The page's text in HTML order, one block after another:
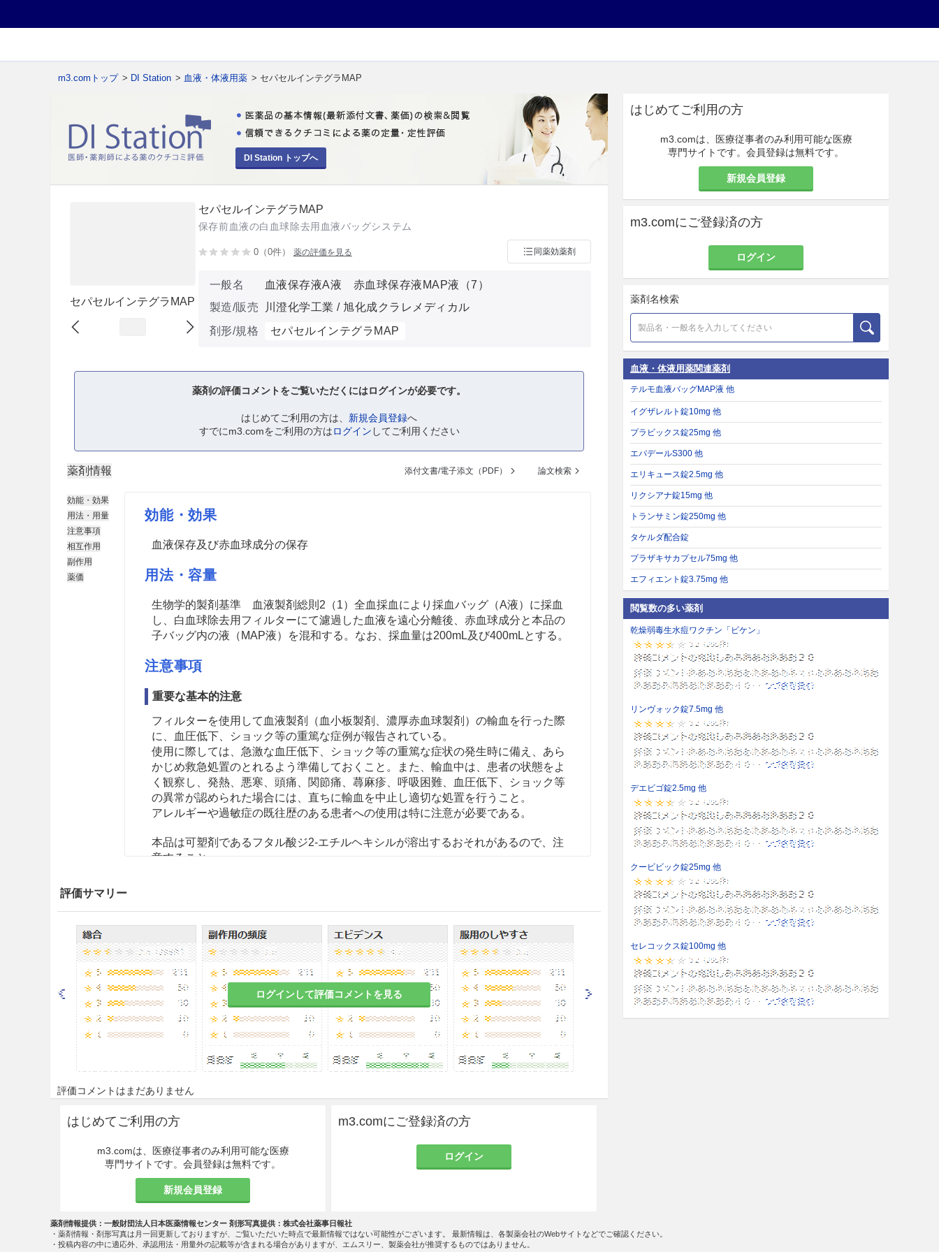
m3.comトップ > DI Station > 血液・体液用薬 > セパセルインテグラMAP
DI Station トップへ
セパセルインテグラMAP
セパセルインテグラMAP
保存前血液の白血球除去用血液バッグシステム
0（0件） 薬の評価を見る 同薬効薬剤
一般名
血液保存液A液 赤血球保存液MAP液（7）
製造/販売
川澄化学工業 / 旭化成クラレメディカル
剤形/規格
セパセルインテグラMAP
薬剤の評価コメントをご覧いただくにはログインが必要です。
はじめてご利用の方は、 新規会員登録へ
すでにm3.comをご利用の方はログイン してご利用ください
薬剤情報 添付文書/電子添文（PDF） 論文検索
効能・効果
用法・用量
注意事項
相互作用
副作用
薬価
効能・効果
血液保存及び赤血球成分の保存
用法・容量
生物学的製剤基準 血液製剤総則2（1）全血採血により採血バッグ（A液）に採血
し、白血球除去用フィルターにて濾過した血液を遠心分離後、赤血球成分と本品の
子バッグ内の液（MAP液）を混和する。なお、採血量は200mL及び400mLとする。
注意事項
重要な基本的注意
フィルターを使用して血液製剤（血小板製剤、濃厚赤血球製剤）の輸血を行った際
に、血圧低下、ショック等の重篤な症例が報告されている。
使用に際しては、急激な血圧低下、ショック等の重篤な症状の発生時に備え、あら
かじめ救急処置のとれるよう準備しておくこと。また、輸血中は、患者の状態をよ
く観察し、発熱、悪寒、頭痛、関節痛、蕁麻疹、呼吸困難、血圧低下、ショック等
の異常が認められた場合には、直ちに輸血を中止し適切な処置を行うこと。
アレルギーや過敏症の既往歴のある患者への使用は特に注意が必要である。
本品は可塑剤であるフタル酸ジ2-エチルヘキシルが溶出するおそれがあるので、注
意すること。
脂肪乳剤を含む医薬品、ヒマシ油等の油性成分、界面活性剤又はアルコール等の溶
解補助剤などを含む医薬品を投与する場合及びアルコールを含む消毒剤を使用する
場合は、コネクターのひび割れについて注意すること。［薬液により延長チューブ
等のコネクターにひび割れが生じ、血液及び薬液漏れ、空気混入の可能性がある。
特に全身麻酔剤、昇圧剤、抗悪性腫瘍剤及び免疫抑制剤等の投与では、必要な投与
量が確保されず患者への重篤な影響が生じる可能性がある。なお、ライン交換時の
締め直し、過度な締め付け及び過度な増し締め等は、ひび割れの発生を助長する要
因となる。］
ひび割れが確認された場合は、直ちに新しい製品と交換すること。
適用上の注意
カルシウム含有製剤と混和すると凝血をおこすおそれがあるため混合輸注はしない
取扱上の注意
本品は滅菌済みで、1回限りの使い捨てである。再使用・再滅菌はしないこと。
使用期限内でも包装を開封したものは速やかに使用すること。
評価サマリー
ログインして評価コメントを見る
評価コメントはまだありません
はじめてご利用の方
m3.comは、医療従事者のみ利用可能な医療
専門サイトです。会員登録は無料です。
新規会員登録
m3.comにご登録済の方
ログイン
はじめてご利用の方
m3.comは、医療従事者のみ利用可能な医療
専門サイトです。会員登録は無料です。
新規会員登録
m3.comにご登録済の方
ログイン
薬剤名検索
血液・体液用薬関連薬剤
テルモ血液バッグMAP液 他
イグザレルト錠10mg 他
プラビックス錠25mg 他
エパデールS300 他
エリキュース錠2.5mg 他
リクシアナ錠15mg 他
トランサミン錠250mg 他
タケルダ配合錠
プラザキサカプセル75mg 他
エフィエント錠3.75mg 他
閲覧数の多い薬剤
乾燥弱毒生水痘ワクチン「ビケン」
リンヴォック錠7.5mg 他
デエビゴ錠2.5mg 他
クービビック錠25mg 他
セレコックス錠100mg 他
薬剤情報提供：一般財団法人日本医薬情報センター 剤形写真提供：株式会社薬事日報社
・薬剤情報・剤形写真は月一回更新しておりますが、ご覧いただいた時点で最新情報ではない可能性がございます。 最新情報は、各製薬会社のWebサイトなどでご確認ください。
・投稿内容の中に適応外、承認用法・用量外の記載等が含まれる場合がありますが、エムスリー、製薬会社が推奨するものではありません。